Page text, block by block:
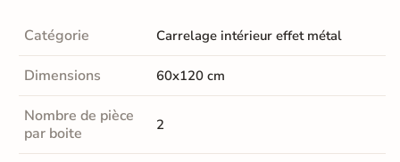
Catégorie Carrelage intérieur effet métal
Dimensions 60x120 cm
Nombre de pièce
par boite
2